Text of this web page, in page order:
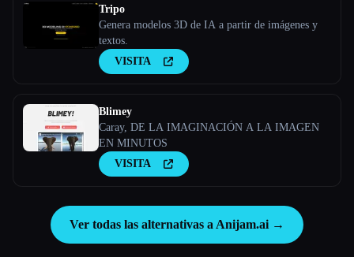
Tripo
Genera modelos 3D de IA a partir de imágenes y
textos.
VISITA
Blimey
Caray, DE LA IMAGINACIÓN A LA IMAGEN
EN MINUTOS
VISITA
Ver todas las alternativas a Anijam.ai →